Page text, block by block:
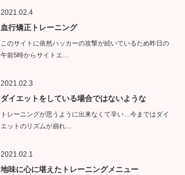
2021.02.4
血行矯正トレーニング
このサイトに依然ハッカーの攻撃が続いているため昨日の
午前5時からサイトエ…
2021.02.3
ダイエットをしている場合ではないような
トレーニングが思うように出来なくて辛い…今まではダイ
エットのリズムが崩れ…
2021.02.1
地味に心に堪えたトレーニングメニュー